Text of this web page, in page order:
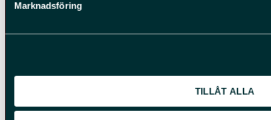
Marknadsföring
TILLÅT ALLA